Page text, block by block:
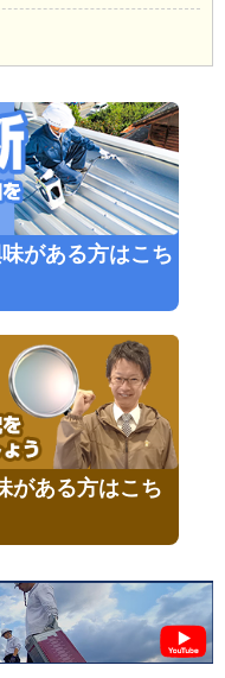
がある方はこち
がある方はこち